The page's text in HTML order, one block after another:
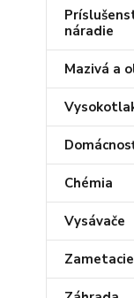
náradie
Mazivá a
Chémia
Vysávače